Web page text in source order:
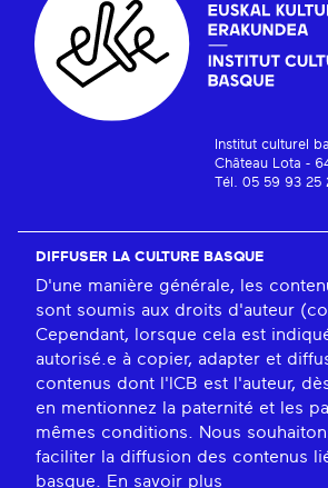
Institut culturel
Château Lota -
Tél. 05 59 93 25
DIFFUSER LA CULTURE BASQUE
D'une manière générale, les
sont soumis aux droits d'auteur
Cependant, lorsque cela est
autorisé.e à copier, adapter et
contenus dont l'ICB est l'auteur,
en mentionnez la paternité et les
mêmes conditions. Nous
faciliter la diffusion des contenus
basque.
En savoir plus